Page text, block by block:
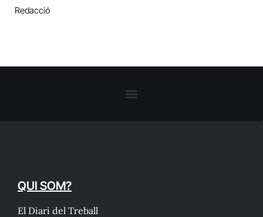
Redacció
QUI SOM?
El Diari del Treball